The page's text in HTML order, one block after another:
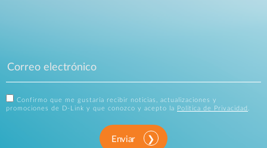
Confirmo que me gustaría recibir noticias, actualizaciones y
promociones de D-Link y que conozco y acepto la
Política de Privacidad .
Enviar